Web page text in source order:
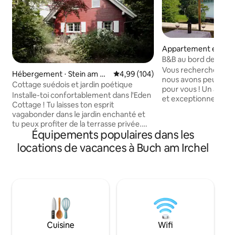
Hébergement ⋅ Stein am Rh
ein
Évaluation moyenne sur la
4,99 (104)
Cottage suédois et jardin poétique
Installe-toi confortablement dans l'Eden
Cottage ! Tu laisses ton esprit
vagabonder dans le jardin enchanté et
tu peux profiter de la terrasse privée.
Dans la maison élégante et décorée
avec amour, vous vous sentez
immédiatement le bienvenu. La cuisine
disponible, ainsi que des jeux intérieurs
et extérieurs pour toute la famille. *Prix
avantageux en raison de la construction
dans le quartier (voir les informations ci-
Appartement en
⋅ Dachsen
B&B au bord de
Vous recherchez
nous avons
pour vous ! Un
et exceptionnel
d'une nature
bord du Rhin et
visite, nous nous
vous gâter.
Équipements populaires dans les
locations de vacances à Buch am Irchel
Cuisine Wifi